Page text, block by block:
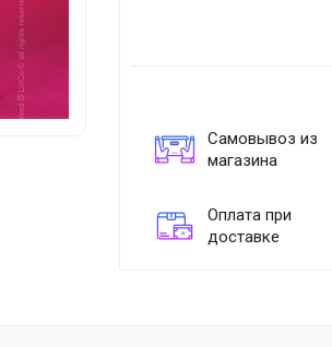
Самовывоз из
магазина
Оплата при
доставке